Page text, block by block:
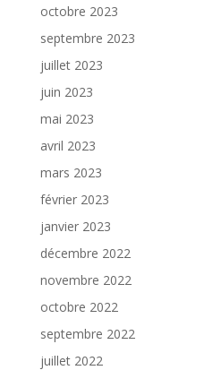
octobre 2023
septembre 2023
juillet 2023
juin 2023
mai 2023
avril 2023
mars 2023
février 2023
janvier 2023
décembre 2022
novembre 2022
octobre 2022
septembre 2022
juillet 2022